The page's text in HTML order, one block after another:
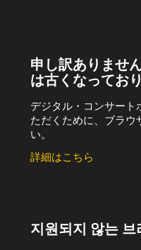
申し訳ありませ
は古くなってお
デジタル・コンサート
ただくために、ブラウ
い。
詳細はこちら
지원되지 않는